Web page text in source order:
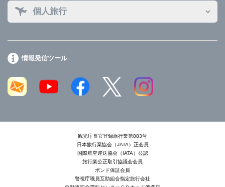
個人旅行
情報発信ツール
観光庁長官登録旅行業第883号
日本旅行業協会（JATA）正会員
国際航空運送協会（IATA）公認
旅行業公正取引協議会会員
ボンド保証会員
警視庁職員互助組合指定旅行会社